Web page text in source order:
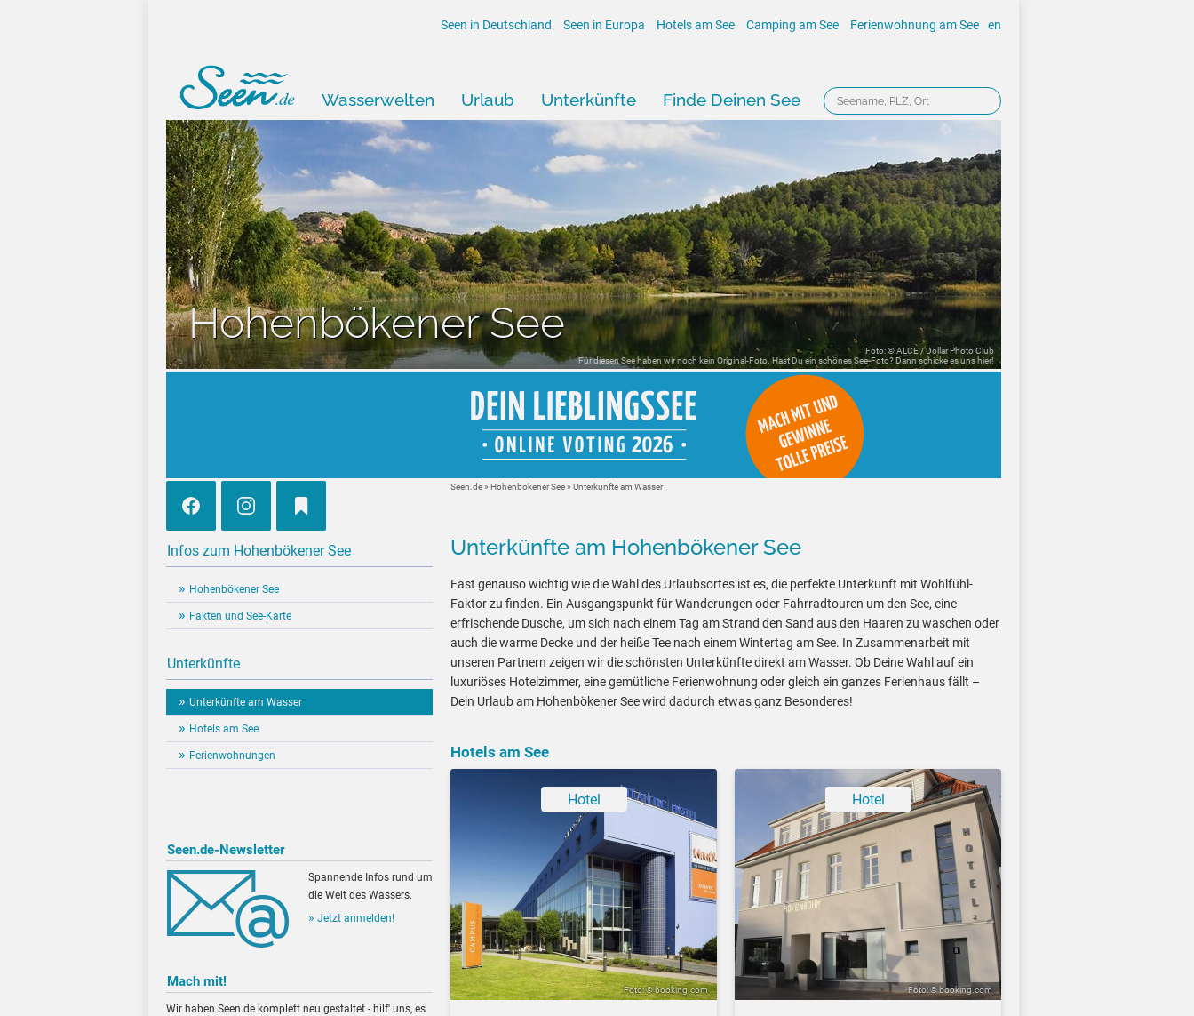
Seen in Deutschland Seen in Europa Hotels am See Camping am See Ferienwohnung am See en
Wasserwelten Urlaub Unterkünfte Finde Deinen See
Hohenbökener See
Foto: © ALCE / Dollar Photo Club
Für diesen See haben wir noch kein Original-Foto. Hast Du ein schönes See-Foto? Dann schicke es uns hier!
Infos zum Hohenbökener See
Hohenbökener See
Fakten und See-Karte
Unterkünfte
Unterkünfte am Wasser
Hotels am See
Ferienwohnungen
Seen.de-Newsletter
Spannende Infos rund um
die Welt des Wassers.
Jetzt anmelden!
Mach mit!
Wir haben Seen.de komplett neu gestaltet - hilf' uns, es
Seen.de» Hohenbökener See» Unterkünfte am Wasser
Unterkünfte am Hohenbökener See
Fast genauso wichtig wie die Wahl des Urlaubsortes ist es, die perfekte Unterkunft mit Wohlfühl-
Faktor zu finden. Ein Ausgangspunkt für Wanderungen oder Fahrradtouren um den See, eine
erfrischende Dusche, um sich nach einem Tag am Strand den Sand aus den Haaren zu waschen oder
auch die warme Decke und der heiße Tee nach einem Wintertag am See. In Zusammenarbeit mit
unseren Partnern zeigen wir die schönsten Unterkünfte direkt am Wasser. Ob Deine Wahl auf ein
luxuriöses Hotelzimmer, eine gemütliche Ferienwohnung oder gleich ein ganzes Ferienhaus fällt –
Dein Urlaub am Hohenbökener See wird dadurch etwas ganz Besonderes!
Hotels am See
Hotel
Foto: © booking.com
Hotel
Foto: © booking.com